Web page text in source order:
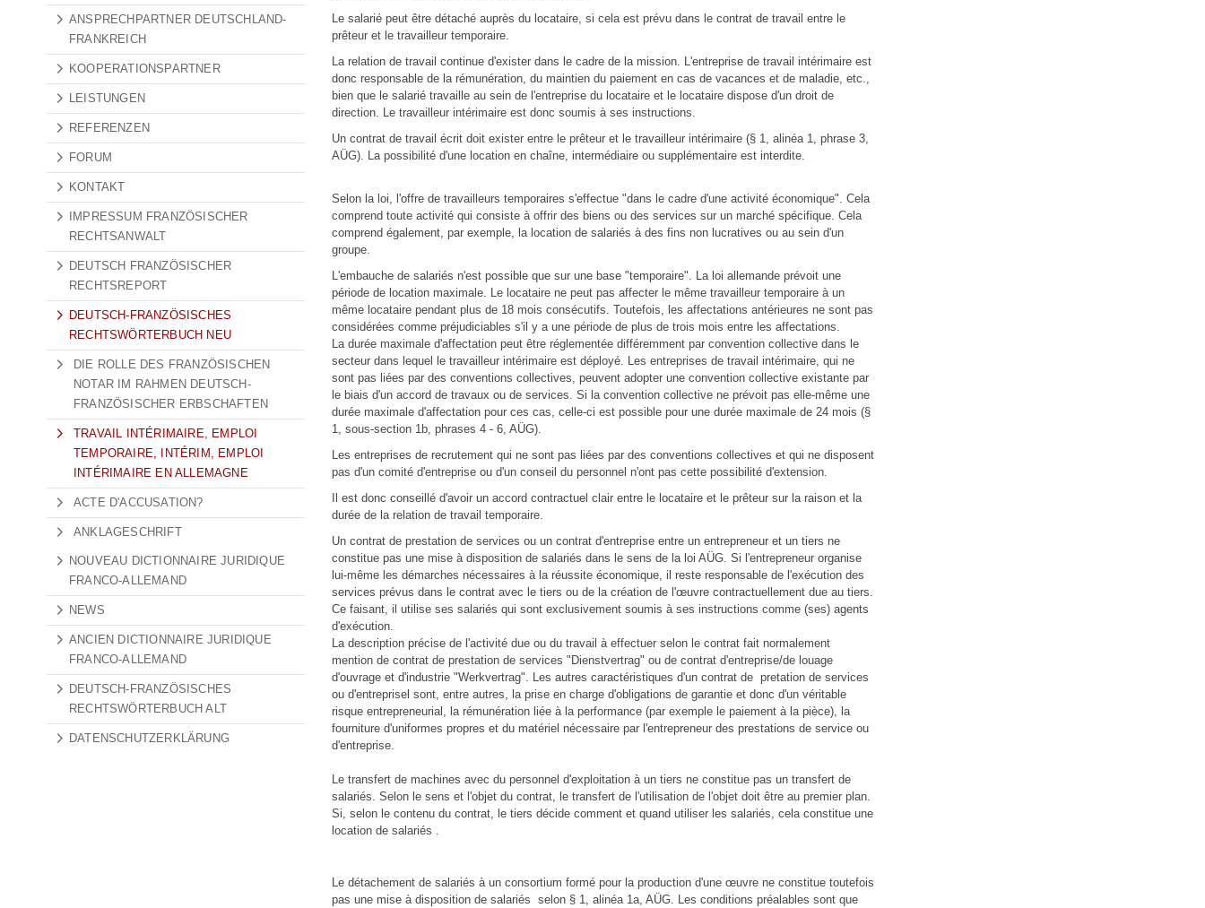
ANSPRECHPARTNER DEUTSCHLAND-
FRANKREICH
KOOPERATIONSPARTNER
LEISTUNGEN
REFERENZEN
FORUM
KONTAKT
IMPRESSUM FRANZÖSISCHER
RECHTSANWALT
DEUTSCH FRANZÖSISCHER
RECHTSREPORT
DEUTSCH-FRANZÖSISCHES
RECHTSWÖRTERBUCH NEU
DIE ROLLE DES FRANZÖSISCHEN
NOTAR IM RAHMEN DEUTSCH-
FRANZÖSISCHER ERBSCHAFTEN
TRAVAIL INTÉRIMAIRE, EMPLOI
TEMPORAIRE, INTÉRIM, EMPLOI
INTÉRIMAIRE EN ALLEMAGNE
ACTE D'ACCUSATION?
ANKLAGESCHRIFT
NOUVEAU DICTIONNAIRE JURIDIQUE
FRANCO-ALLEMAND
NEWS
ANCIEN DICTIONNAIRE JURIDIQUE
FRANCO-ALLEMAND
DEUTSCH-FRANZÖSISCHES
RECHTSWÖRTERBUCH ALT
DATENSCHUTZERKLÄRUNG
Le salarié peut être détaché auprès du locataire, si cela est prévu dans le contrat de travail entre le
prêteur et le travailleur temporaire.
La relation de travail continue d'exister dans le cadre de la mission. L'entreprise de travail intérimaire est
donc responsable de la rémunération, du maintien du paiement en cas de vacances et de maladie, etc.,
bien que le salarié travaille au sein de l'entreprise du locataire et le locataire dispose d'un droit de
direction. Le travailleur intérimaire est donc soumis à ses instructions.
Un contrat de travail écrit doit exister entre le prêteur et le travailleur intérimaire (§ 1, alinéa 1, phrase 3,
AÜG). La possibilité d'une location en chaîne, intermédiaire ou supplémentaire est interdite.
Selon la loi, l'offre de travailleurs temporaires s'effectue "dans le cadre d'une activité économique". Cela
comprend toute activité qui consiste à offrir des biens ou des services sur un marché spécifique. Cela
comprend également, par exemple, la location de salariés à des fins non lucratives ou au sein d'un
groupe.
L'embauche de salariés n'est possible que sur une base "temporaire". La loi allemande prévoit une
période de location maximale. Le locataire ne peut pas affecter le même travailleur temporaire à un
même locataire pendant plus de 18 mois consécutifs. Toutefois, les affectations antérieures ne sont pas
considérées comme préjudiciables s'il y a une période de plus de trois mois entre les affectations.
La durée maximale d'affectation peut être réglementée différemment par convention collective dans le
secteur dans lequel le travailleur intérimaire est déployé. Les entreprises de travail intérimaire, qui ne
sont pas liées par des conventions collectives, peuvent adopter une convention collective existante par
le biais d'un accord de travaux ou de services. Si la convention collective ne prévoit pas elle-même une
durée maximale d'affectation pour ces cas, celle-ci est possible pour une durée maximale de 24 mois (§
1, sous-section 1b, phrases 4 - 6, AÜG).
Les entreprises de recrutement qui ne sont pas liées par des conventions collectives et qui ne disposent
pas d'un comité d'entreprise ou d'un conseil du personnel n'ont pas cette possibilité d'extension.
Il est donc conseillé d'avoir un accord contractuel clair entre le locataire et le prêteur sur la raison et la
durée de la relation de travail temporaire.
Un contrat de prestation de services ou un contrat d'entreprise entre un entrepreneur et un tiers ne
constitue pas une mise à disposition de salariés dans le sens de la loi AÜG. Si l'entrepreneur organise
lui-même les démarches nécessaires à la réussite économique, il reste responsable de l'exécution des
services prévus dans le contrat avec le tiers ou de la création de l'œuvre contractuellement due au tiers.
Ce faisant, il utilise ses salariés qui sont exclusivement soumis à ses instructions comme (ses) agents
d'exécution.
La description précise de l'activité due ou du travail à effectuer selon le contrat fait normalement
mention de contrat de prestation de services "Dienstvertrag" ou de contrat d'entreprise/de louage
d'ouvrage et d'industrie "Werkvertrag". Les autres caractéristiques d'un contrat de pretation de services
ou d'entreprisel sont, entre autres, la prise en charge d'obligations de garantie et donc d'un véritable
risque entrepreneurial, la rémunération liée à la performance (par exemple le paiement à la pièce), la
fourniture d'uniformes propres et du matériel nécessaire par l'entrepreneur des prestations de service ou
d'entreprise.
Le transfert de machines avec du personnel d'exploitation à un tiers ne constitue pas un transfert de
salariés. Selon le sens et l'objet du contrat, le transfert de l'utilisation de l'objet doit être au premier plan.
Si, selon le contenu du contrat, le tiers décide comment et quand utiliser les salariés, cela constitue une
location de salariés .
Le détachement de salariés à un consortium formé pour la production d'une œuvre ne constitue toutefois
pas une mise à disposition de salariés selon § 1, alinéa 1a, AÜG. Les conditions préalables sont que